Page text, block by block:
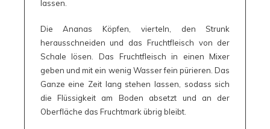
lassen.
Die Ananas Köpfen, vierteln, den Strunk
herausschneiden und das Fruchtfleisch von der
Schale lösen. Das Fruchtfleisch in einen Mixer
geben und mit ein wenig Wasser fein pürieren. Das
Ganze eine Zeit lang stehen lassen, sodass sich
die Flüssigkeit am Boden absetzt und an der
Oberfläche das Fruchtmark übrig bleibt.